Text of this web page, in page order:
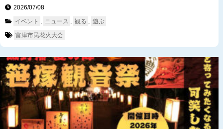
2026/07/08
イベント
ニュース 観る
遊ぶ
富津市民花火大会